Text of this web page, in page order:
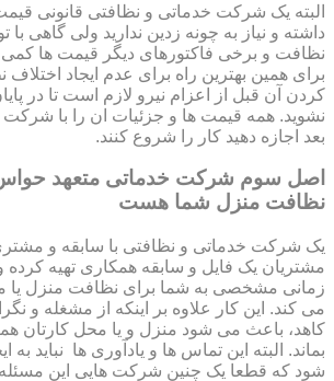
البته یک شرکت خدماتی و نظافتی قانونی
داشته و نیاز به چونه زدین ندارید ولی گاهی
نظافت و برخی فاکتورهای دیگر قیمت ها
برای همین بهترین راه برای عدم ایجاد
کردن آن قبل از اعزام نیرو لازم است تا در
نشوید. همه قیمت ها و جزئیات ان را با شرکت
بعد اجازه دهید کار را شروع کنند.
اصل سوم شرکت خدماتی متعهد حواس
نظافت منزل شما هست
یک شرکت خدماتی و نظافتی با سابقه و
مشتریان یک فایل و سابقه همکاری تهیه کرده
زمانی مشخصی به شما برای نظافت منزل یا
می کند. این کار علاوه بر اینکه از مشغله و
کاهد، باعث می شود منزل و یا محل کارتان
بماند. البته این تماس ها و یادآوری ها نباید به
شود که قطعا یک چنین شرکت هایی این